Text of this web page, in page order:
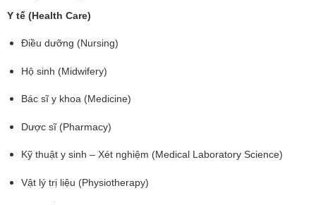
Y tế (Health Care)
Điều dưỡng (Nursing)
Hộ sinh (Midwifery)
Bác sĩ y khoa (Medicine)
Dược sĩ (Pharmacy)
Kỹ thuật y sinh – Xét nghiệm (Medical Laboratory Science)
Vật lý trị liệu (Physiotherapy)